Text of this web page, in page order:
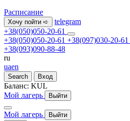
Расписание
Хочу пойти ➪
telegram
+38(050)050-20-61
+38(050)050-20-61 +38(097)030-20-61
+38(093)090-88-48
ru
uaen
Search Вход
Баланс: KUL
Мой лагерь
Выйти
Мой лагерь
Выйти